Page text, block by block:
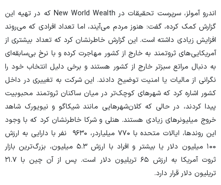
اندرو آمولز، سرپرست تحقیقات در New World Wealth که در تهیه این
گزارش کمک کرده، گفت: هنوز مردم می‌آیند، اما تعداد افرادی که می‌روند
افزایش زیادی داشته است. این گزارش خاطرنشان کرد که تعداد بیشتری از
آمریکایی‌های ثروتمند به خارج از کشور مهاجرت کرده و با نرخ بی‌سابقه‌ای
به دنبال مراتع سبزتر خارج از کشور هستند و برخی دلیل انتخاب خود را
نگرانی از مالیات یا امنیت توضیح دادند. این شرکت به تغییری در داخل
کشور اشاره کرد که شهر‌های کوچک‌تر در میان ساکنان ثروتمند محبوبیت
پیدا کردند، در حالی که کلان‌شهر‌هایی مانند شیکاگو و نیویورک شاهد
خروج میلیونر‌های زیادی هستند. هنلی و شرکا خاطرنشان کرد که با وجود
این روندها، ایالات متحده با ۷۷۰ میلیاردر، ۹۶۳۰ نفر با دارایی به ارزش
۱۰۰ میلیون دلار یا بیشتر و افراد با ارزش ۵.۳ میلیون، بزرگ‌ترین بازار
ثروت آمریکا به ارزش ۶۵ تریلیون دلار است. پس از آن چین با ۲۱.۷
تریلیون دلار قرار دارد.